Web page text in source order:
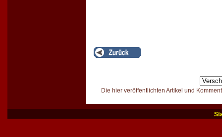
Die hier veröffentlichten Artikel und